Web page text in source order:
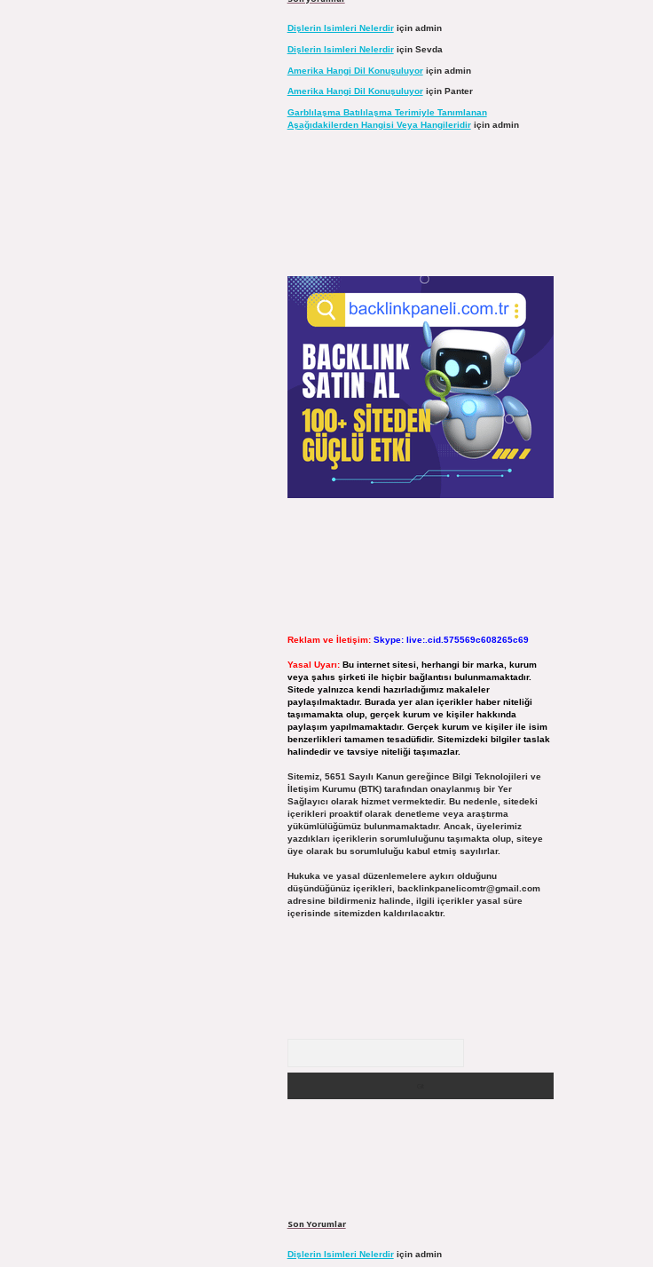
Dişlerin Isimleri Nelerdiriçin admin
Dişlerin Isimleri Nelerdiriçin Sevda
Amerika Hangi Dil Konuşuluyoriçin admin
Amerika Hangi Dil Konuşuluyoriçin Panter
Garblılaşma Batılılaşma Terimiyle Tanımlanan
Aşağıdakilerden Hangisi Veya Hangileridiriçin admin
Reklam ve İletişim: Skype: live:.cid.575569c608265c69
Yasal Uyarı: Bu internet sitesi, herhangi bir marka, kurum
veya şahıs şirketi ile hiçbir bağlantısı bulunmamaktadır.
Sitede yalnızca kendi hazırladığımız makaleler
paylaşılmaktadır. Burada yer alan içerikler haber niteliği
taşımamakta olup, gerçek kurum ve kişiler hakkında
paylaşım yapılmamaktadır. Gerçek kurum ve kişiler ile isim
benzerlikleri tamamen tesadüfidir. Sitemizdeki bilgiler taslak
halindedir ve tavsiye niteliği taşımazlar.
Sitemiz, 5651 Sayılı Kanun gereğince Bilgi Teknolojileri ve
İletişim Kurumu (BTK) tarafından onaylanmış bir Yer
Sağlayıcı olarak hizmet vermektedir. Bu nedenle, sitedeki
içerikleri proaktif olarak denetleme veya araştırma
yükümlülüğümüz bulunmamaktadır. Ancak, üyelerimiz
yazdıkları içeriklerin sorumluluğunu taşımakta olup, siteye
üye olarak bu sorumluluğu kabul etmiş sayılırlar.
Hukuka ve yasal düzenlemelere aykırı olduğunu
düşündüğünüz içerikleri, backlinkpanelicomtr@gmail.com
adresine bildirmeniz halinde, ilgili içerikler yasal süre
içerisinde sitemizden kaldırılacaktır.
Son Yorumlar
Dişlerin Isimleri Nelerdiriçin admin